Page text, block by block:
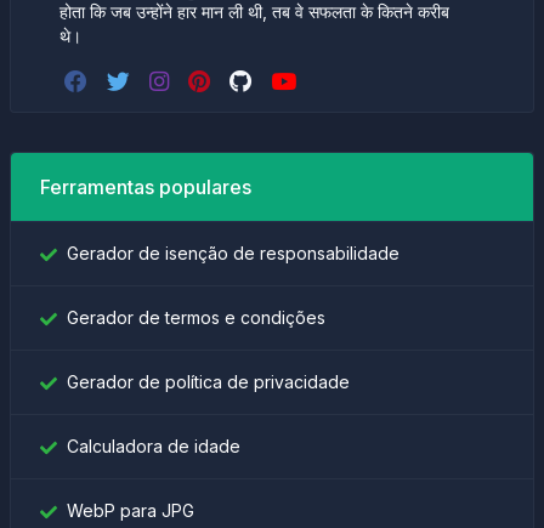
होता कि जब उन्होंने हार मान ली थी, तब वे सफलता के कितने करीब
थे।
Ferramentas populares
Gerador de isenção de responsabilidade
Gerador de termos e condições
Gerador de política de privacidade
Calculadora de idade
WebP para JPG